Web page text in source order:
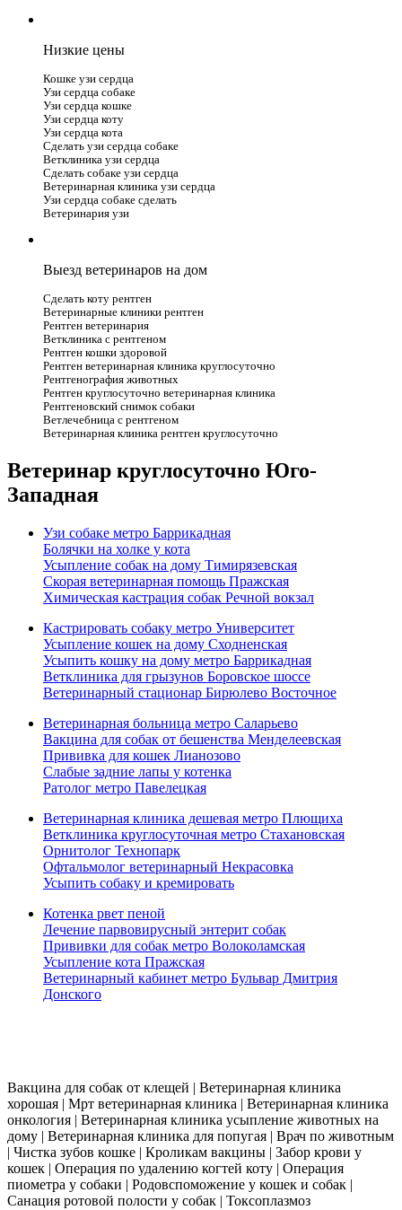
Низкие цены
Кошке узи сердца
Узи сердца собаке
Узи сердца кошке
Узи сердца коту
Узи сердца кота
Сделать узи сердца собаке
Ветклиника узи сердца
Сделать собаке узи сердца
Ветеринарная клиника узи сердца
Узи сердца собаке сделать
Ветеринария узи
Выезд ветеринаров на дом
Сделать коту рентген
Ветеринарные клиники рентген
Рентген ветеринария
Ветклиника с рентгеном
Рентген кошки здоровой
Рентген ветеринарная клиника круглосуточно
Рентгенография животных
Рентген круглосуточно ветеринарная клиника
Рентгеновский снимок собаки
Ветлечебница с рентгеном
Ветеринарная клиника рентген круглосуточно
Ветеринар круглосуточно Юго-
Западная
Узи собаке метро Баррикадная
Болячки на холке у кота
Усыпление собак на дому Тимирязевская
Скорая ветеринарная помощь Пражская
Химическая кастрация собак Речной вокзал
Кастрировать собаку метро Университет
Усыпление кошек на дому Сходненская
Усыпить кошку на дому метро Баррикадная
Ветклиника для грызунов Боровское шоссе
Ветеринарный стационар Бирюлево Восточное
Ветеринарная больница метро Саларьево
Вакцина для собак от бешенства Менделеевская
Прививка для кошек Лианозово
Слабые задние лапы у котенка
Ратолог метро Павелецкая
Ветеринарная клиника дешевая метро Плющиха
Ветклиника круглосуточная метро Стахановская
Орнитолог Технопарк
Офтальмолог ветеринарный Некрасовка
Усыпить собаку и кремировать
Котенка рвет пеной
Лечение парвовирусный энтерит собак
Прививки для собак метро Волоколамская
Усыпление кота Пражская
Ветеринарный кабинет метро Бульвар Дмитрия
Донского
Вакцина для собак от клещей | Ветеринарная клиника
хорошая | Мрт ветеринарная клиника | Ветеринарная клиника
онкология | Ветеринарная клиника усыпление животных на
дому | Ветеринарная клиника для попугая | Врач по животным
| Чистка зубов кошке | Кроликам вакцины | Забор крови у
кошек | Операция по удалению когтей коту | Операция
пиометра у собаки | Родовспоможение у кошек и собак |
Санация ротовой полости у собак | Токсоплазмоз